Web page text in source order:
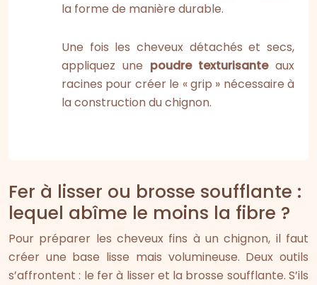
la forme de manière durable.
Une fois les cheveux détachés et secs,
appliquez une poudre texturisanteaux
racines pour créer le « grip » nécessaire à
la construction du chignon.
Fer à lisser ou brosse soufflante :
lequel abîme le moins la fibre ?
Pour préparer les cheveux fins à un chignon, il faut
créer une base lisse mais volumineuse. Deux outils
s’affrontent : le fer à lisser et la brosse soufflante. S’ils